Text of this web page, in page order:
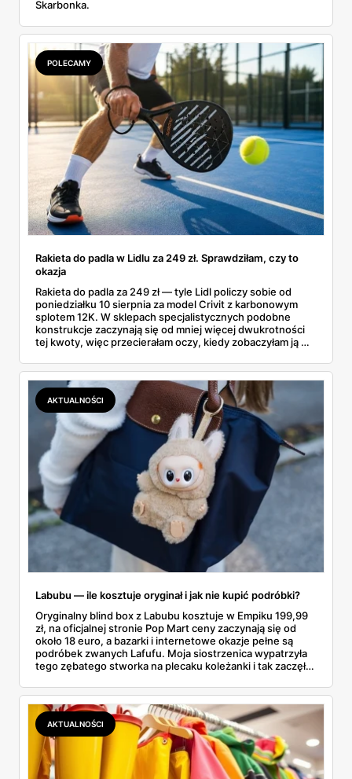
Skarbonka.
POLECAMY
Rakieta do padla w Lidlu za 249 zł. Sprawdziłam, czy to
okazja
Rakieta do padla za 249 zł — tyle Lidl policzy sobie od
poniedziałku 10 sierpnia za model Crivit z karbonowym
splotem 12K. W sklepach specjalistycznych podobne
konstrukcje zaczynają się od mniej więcej dwukrotności
tej kwoty, więc przecierałam oczy, kiedy zobaczyłam ją w
najszybciej rosnący sport w Polsce: kortów przybywa
lawinowo, a chętnych jeszcze szybciej. Sprawdziłam, co
dokładnie dostajemy za te pieniądze i komu taka rakieta
faktycznie wystarczy.
AKTUALNOŚCI
Labubu — ile kosztuje oryginał i jak nie kupić podróbki?
Oryginalny blind box z Labubu kosztuje w Empiku 199,99
zł, na oficjalnej stronie Pop Mart ceny zaczynają się od
około 18 euro, a bazarki i internetowe okazje pełne są
podróbek zwanych Lafufu. Moja siostrzenica wypatrzyła
tego zębatego stworka na plecaku koleżanki i tak zaczęło
kosztuje i po czym poznać, że sprzedawca nie wciska nam
podróbki. Spisałam wszystko, czego się dowiedziałam —
łącznie z jedną wpadką, o której za chwilę.
AKTUALNOŚCI